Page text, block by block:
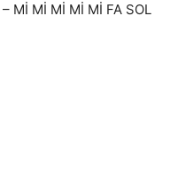
Mİ Mİ Mİ Mİ Mİ FA SOL